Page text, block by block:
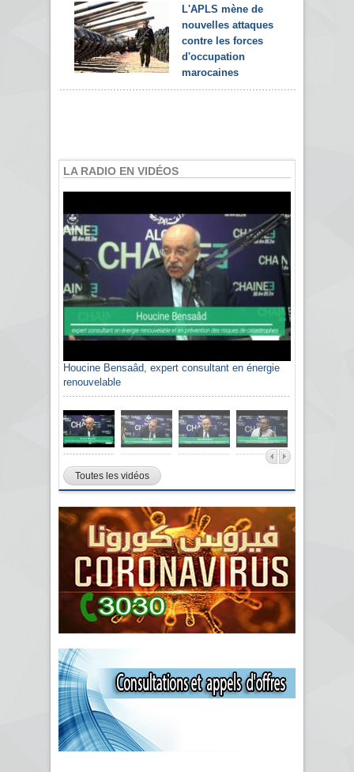
L'APLS mène de
nouvelles attaques
contre les forces
d'occupation
marocaines
LA RADIO EN VIDÉOS
Houcine Bensaâd, expert consultant en énergie
renouvelable
Toutes les vidéos